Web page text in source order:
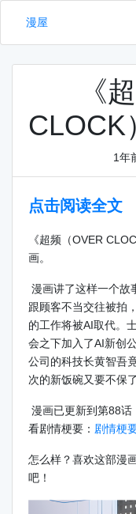
漫屋
《
CLOCK
1年
点击阅读全文
《超频（OVER
画。
漫画讲了这样一个故
跟顾客不当交往被拍
的工作将被AI取代。
会之下加入了AI新创
公司的科技长黄智吾
次的新饭碗又要不保
漫画已更新到第88
看剧情梗要： 剧情梗
怎么样？喜欢这部漫
吧！